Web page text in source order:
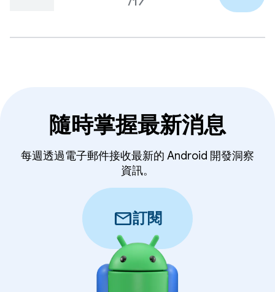
/17
隨時掌握最新消息
每週透過電子郵件接收最新的 Android 開發洞察
資訊。
mail訂閱